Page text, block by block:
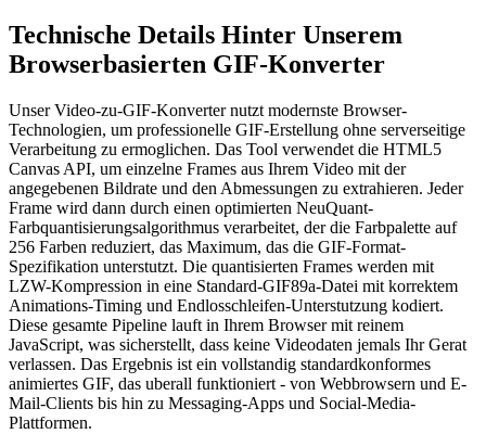
Technische Details Hinter Unserem
Browserbasierten GIF-Konverter
Unser Video-zu-GIF-Konverter nutzt modernste Browser-
Technologien, um professionelle GIF-Erstellung ohne serverseitige
Verarbeitung zu ermoglichen. Das Tool verwendet die HTML5
Canvas API, um einzelne Frames aus Ihrem Video mit der
angegebenen Bildrate und den Abmessungen zu extrahieren. Jeder
Frame wird dann durch einen optimierten NeuQuant-
Farbquantisierungsalgorithmus verarbeitet, der die Farbpalette auf
256 Farben reduziert, das Maximum, das die GIF-Format-
Spezifikation unterstutzt. Die quantisierten Frames werden mit
LZW-Kompression in eine Standard-GIF89a-Datei mit korrektem
Animations-Timing und Endlosschleifen-Unterstutzung kodiert.
Diese gesamte Pipeline lauft in Ihrem Browser mit reinem
JavaScript, was sicherstellt, dass keine Videodaten jemals Ihr Gerat
verlassen. Das Ergebnis ist ein vollstandig standardkonformes
animiertes GIF, das uberall funktioniert - von Webbrowsern und E-
Mail-Clients bis hin zu Messaging-Apps und Social-Media-
Plattformen.